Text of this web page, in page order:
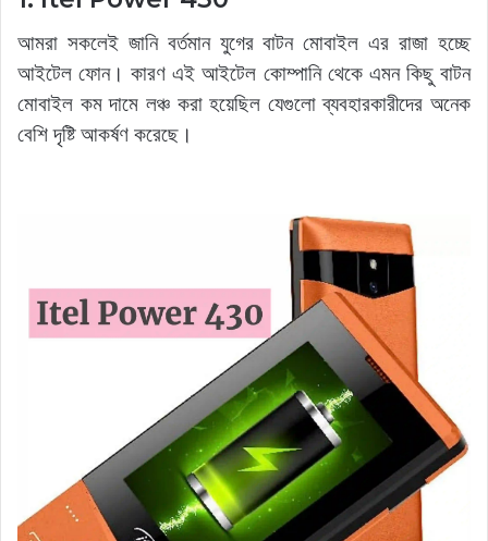
আমরা সকলেই জানি বর্তমান যুগের বাটন মোবাইল এর রাজা হচ্ছে
আইটেল ফোন। কারণ এই আইটেল কোম্পানি থেকে এমন কিছু বাটন
মোবাইল কম দামে লঞ্চ করা হয়েছিল যেগুলো ব্যবহারকারীদের অনেক
বেশি দৃষ্টি আকর্ষণ করেছে।